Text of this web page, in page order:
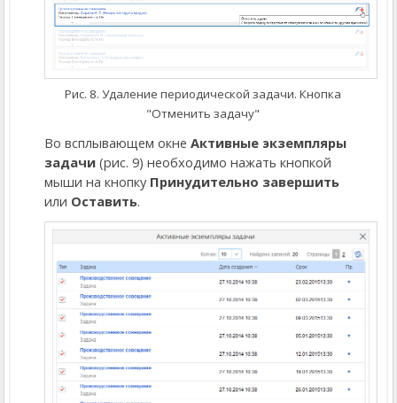
Рис. 8. Удаление периодической задачи. Кнопка
"Отменить задачу"
Во всплывающем окне Активные экземпляры
задачи (рис. 9) необходимо нажать кнопкой
мыши на кнопку Принудительно завершить
или Оставить.